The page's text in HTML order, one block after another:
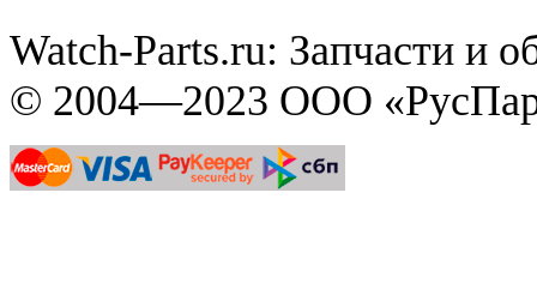
Watch-Parts.ru: Запчасти и
© 2004—2023 ООО